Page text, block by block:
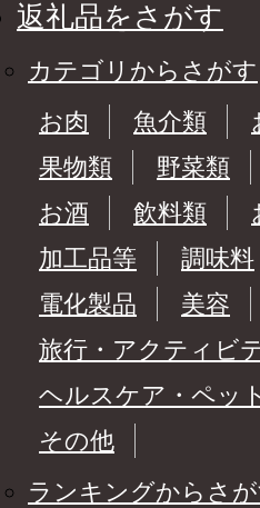
返礼品をさがす
カテゴリからさがす
お肉
魚介類
果物類
野菜類
お酒
飲料類
加工品等
調味料
電化製品
美容
旅行・アクティビ
ヘルスケア・ペット
その他
ランキングからさ